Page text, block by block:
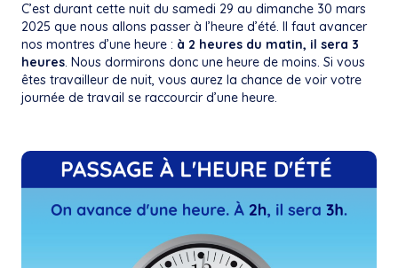
C’est durant cette nuit du samedi 29 au dimanche 30 mars
2025 que nous allons passer à l’heure d’été. Il faut avancer
nos montres d’une heure : à 2 heures du matin, il sera 3
heures. Nous dormirons donc une heure de moins. Si vous
êtes travailleur de nuit, vous aurez la chance de voir votre
journée de travail se raccourcir d’une heure.